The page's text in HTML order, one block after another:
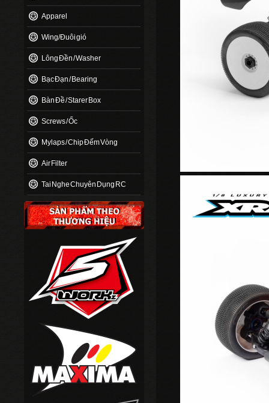
Apparel
Wing/Đuôi gió
Lông Đền / Washer
Bạc Đạn / Bearing
Bàn Đề / Starer Box
Screws / Ốc
Mylaps / Chip Đếm Vòng
Air Filter
Tai Nghe Chuyên Dụng RC